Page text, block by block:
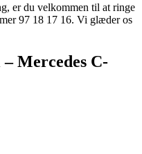
er du velkommen til at ringe
97 18 17 16. Vi glæder os
Mercedes C-